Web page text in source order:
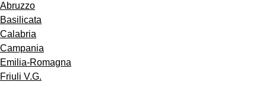
Abruzzo
Basilicata
Calabria
Campania
Emilia-Romagna
Friuli V.G.